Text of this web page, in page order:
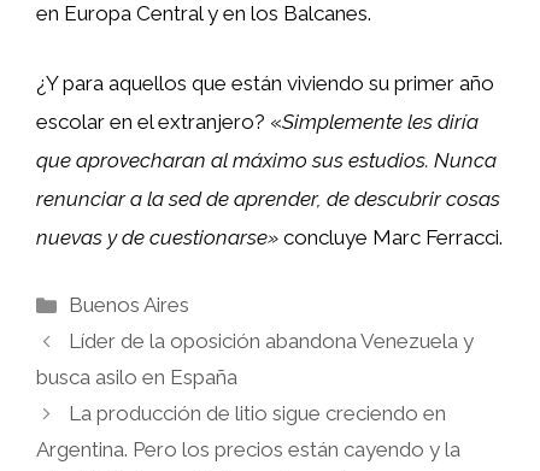
en Europa Central y en los Balcanes.
¿Y para aquellos que están viviendo su primer año
escolar en el extranjero? «Simplemente les diría
que aprovecharan al máximo sus estudios. Nunca
renunciar a la sed de aprender, de descubrir cosas
nuevas y de cuestionarse» concluye Marc Ferracci.
Categorías
Buenos Aires
Líder de la oposición abandona Venezuela y
busca asilo en España
La producción de litio sigue creciendo en
Argentina. Pero los precios están cayendo y la